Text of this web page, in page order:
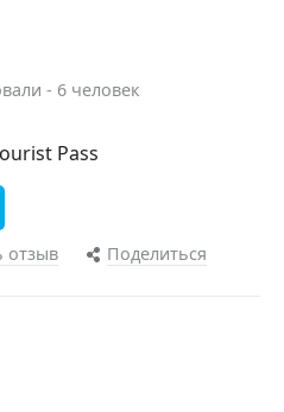
- 6 человек
Pass
отзыв Поделиться